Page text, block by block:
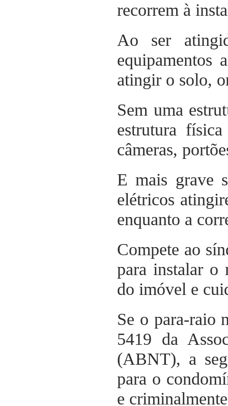
recorrem à
Ao ser
equipamentos
atingir o solo,
Sem uma
estrutura
câmeras,
E mais grave
elétricos
enquanto a
Compete ao
para instalar o
do imóvel e
Se o para-raio
5419 da
(ABNT), a
para o
e